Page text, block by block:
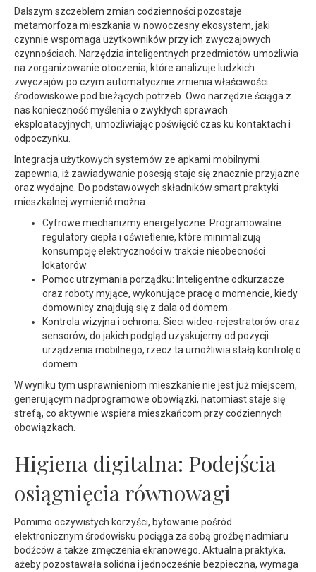
Dalszym szczeblem zmian codzienności pozostaje
metamorfoza mieszkania w nowoczesny ekosystem, jaki
czynnie wspomaga użytkowników przy ich zwyczajowych
czynnościach. Narzędzia inteligentnych przedmiotów umożliwia
na zorganizowanie otoczenia, które analizuje ludzkich
zwyczajów po czym automatycznie zmienia właściwości
środowiskowe pod bieżących potrzeb. Owo narzędzie ściąga z
nas konieczność myślenia o zwykłych sprawach
eksploatacyjnych, umożliwiając poświęcić czas ku kontaktach i
odpoczynku.
Integracja użytkowych systemów ze apkami mobilnymi
zapewnia, iż zawiadywanie posesją staje się znacznie przyjazne
oraz wydajne. Do podstawowych składników smart praktyki
mieszkalnej wymienić można:
Cyfrowe mechanizmy energetyczne: Programowalne
regulatory ciepła i oświetlenie, które minimalizują
konsumpcję elektryczności w trakcie nieobecności
lokatorów.
Pomoc utrzymania porządku: Inteligentne odkurzacze
oraz roboty myjące, wykonujące pracę o momencie, kiedy
domownicy znajdują się z dala od domem.
Kontrola wizyjna i ochrona: Sieci wideo-rejestratorów oraz
sensorów, do jakich podgląd uzyskujemy od pozycji
urządzenia mobilnego, rzecz ta umożliwia stałą kontrolę o
domem.
W wyniku tym usprawnieniom mieszkanie nie jest już miejscem,
generującym nadprogramowe obowiązki, natomiast staje się
strefą, co aktywnie wspiera mieszkańcom przy codziennych
obowiązkach.
Higiena digitalna: Podejścia
osiągnięcia równowagi
Pomimo oczywistych korzyści, bytowanie pośród
elektronicznym środowisku pociąga za sobą groźbę nadmiaru
bodźców a także zmęczenia ekranowego. Aktualna praktyka,
ażeby pozostawała solidna i jednocześnie bezpieczna, wymaga